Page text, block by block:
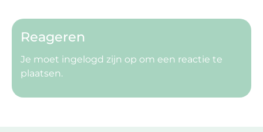
Reageren
Je moet ingelogd zijn op om een reactie te
plaatsen.